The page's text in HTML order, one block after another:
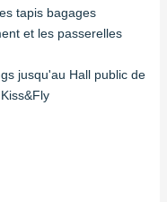
tapis bagages
et les passerelles
jusqu'au Hall public de